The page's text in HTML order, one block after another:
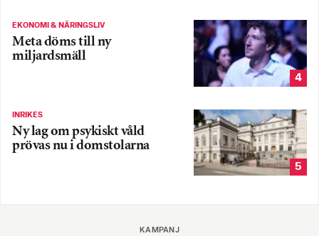
EKONOMI & NÄRINGSLIV
Meta döms till ny
miljardsmäll
4
INRIKES
Ny lag om psykiskt våld
prövas nu i domstolarna
5
KAMPANJ